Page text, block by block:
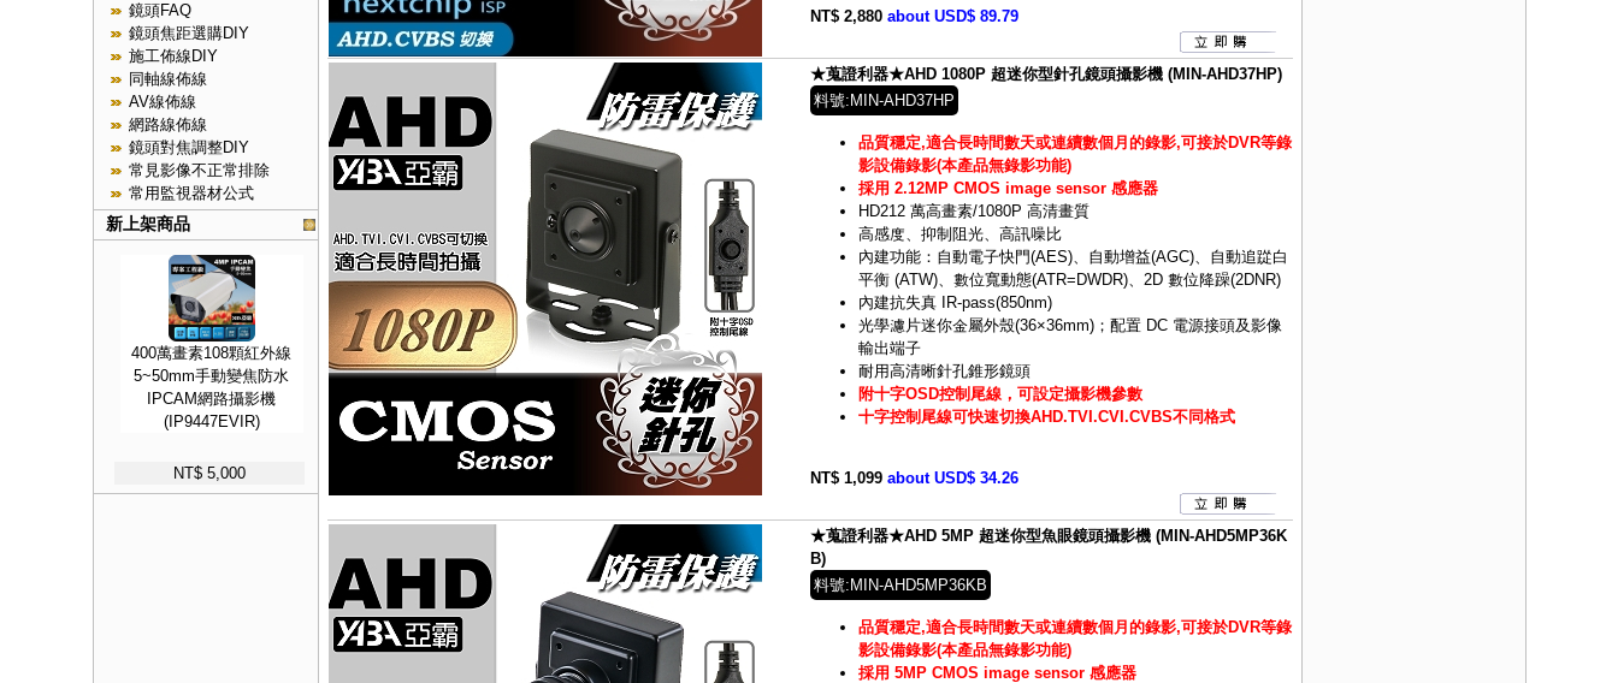
鏡頭FAQ
鏡頭焦距選購DIY
施工佈線DIY
同軸線佈線
AV線佈線
網路線佈線
鏡頭對焦調整DIY
常見影像不正常排除
常用監視器材公式
新上架商品
400萬畫素108顆紅外線
5~50mm手動變焦防水
IPCAM網路攝影機
(IP9447EVIR)
NT$ 5,000
NT$ 2,880 about USD$ 89.79
★蒐證利器★AHD 1080P 超迷你型針孔鏡頭攝影機 (MIN-AHD37HP)
料號:MIN-AHD37HP
品質穩定,適合長時間數天或連續數個月的錄影,可接於DVR等錄
影設備錄影(本產品無錄影功能)
採用 2.12MP CMOS image sensor 感應器
HD212 萬高畫素/1080P 高清畫質
高感度、抑制阻光、高訊噪比
內建功能：自動電子快門(AES)、自動增益(AGC)、自動追踨白
平衡 (ATW)、數位寬動態(ATR=DWDR)、2D 數位降躁(2DNR)
內建抗失真 IR-pass(850nm)
光學濾片迷你金屬外殼(36×36mm)；配置 DC 電源接頭及影像
輸出端子
耐用高清晰針孔錐形鏡頭
附十字OSD控制尾線，可設定攝影機參數
十字控制尾線可快速切換AHD.TVI.CVI.CVBS不同格式
NT$ 1,099 about USD$ 34.26
★蒐證利器★AHD 5MP 超迷你型魚眼鏡頭攝影機 (MIN-AHD5MP36K
B)
料號:MIN-AHD5MP36KB
品質穩定,適合長時間數天或連續數個月的錄影,可接於DVR等錄
影設備錄影(本產品無錄影功能)
採用 5MP CMOS image sensor 感應器